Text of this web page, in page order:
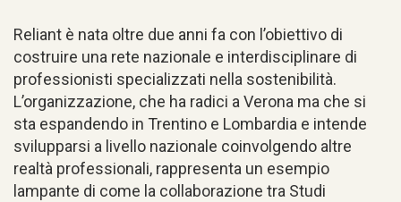
Reliant è nata oltre due anni fa con l’obiettivo di
costruire una rete nazionale e interdisciplinare di
professionisti specializzati nella sostenibilità.
L’organizzazione, che ha radici a Verona ma che si
sta espandendo in Trentino e Lombardia e intende
svilupparsi a livello nazionale coinvolgendo altre
realtà professionali, rappresenta un esempio
lampante di come la collaborazione tra Studi